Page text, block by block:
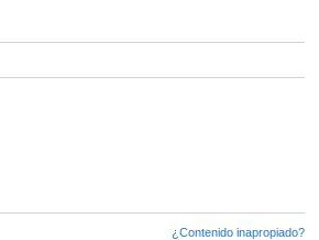
¿Contenido inapropiado?